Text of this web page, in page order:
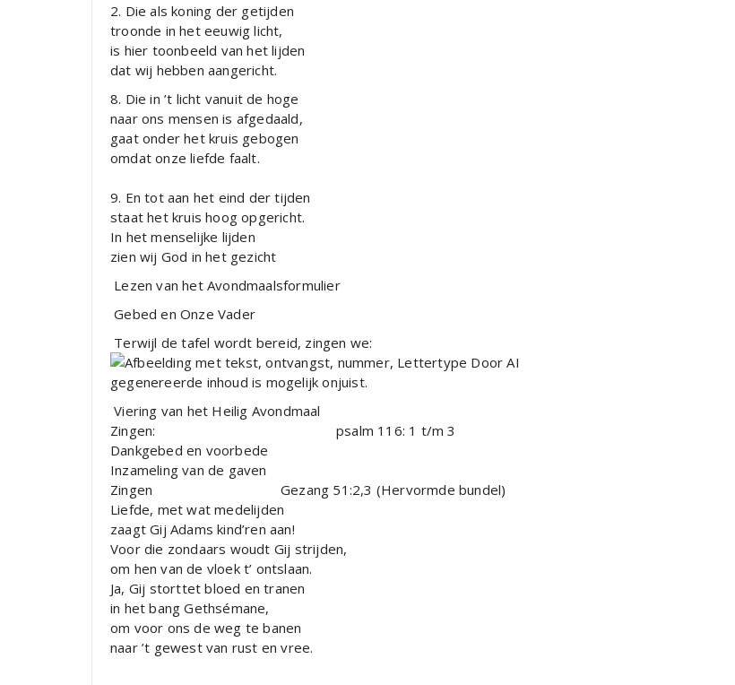
2. Die als koning der getijden
troonde in het eeuwig licht,
is hier toonbeeld van het lijden
dat wij hebben aangericht.
8. Die in ’t licht vanuit de hoge
naar ons mensen is afgedaald,
gaat onder het kruis gebogen
omdat onze liefde faalt.
9. En tot aan het eind der tijden
staat het kruis hoog opgericht.
In het menselijke lijden
zien wij God in het gezicht
Lezen van het Avondmaalsformulier
Gebed en Onze Vader
Terwijl de tafel wordt bereid, zingen we:
Viering van het Heilig Avondmaal
Zingen: psalm 116: 1 t/m 3
Dankgebed en voorbede
Inzameling van de gaven
Zingen Gezang 51:2,3 (Hervormde bundel)
Liefde, met wat medelijden
zaagt Gij Adams kind’ren aan!
Voor die zondaars woudt Gij strijden,
om hen van de vloek t’ ontslaan.
Ja, Gij storttet bloed en tranen
in het bang Gethsémane,
om voor ons de weg te banen
naar ’t gewest van rust en vree.